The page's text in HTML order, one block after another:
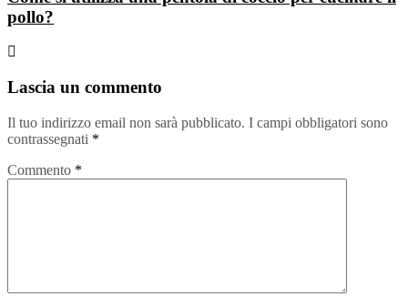
pollo?
Lascia un commento
Il tuo indirizzo email non sarà pubblicato. I campi obbligatori sono
contrassegnati *
Commento *